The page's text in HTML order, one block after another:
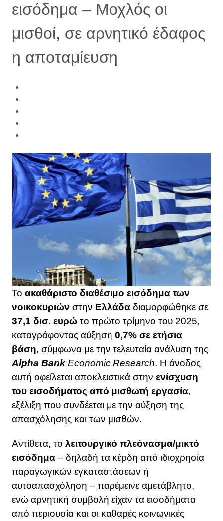
εισόδημα – Μοχλός οι
μισθοί, σε αρνητικό έδαφος
η αποταμίευση
Το ακαθάριστο διαθέσιμο εισόδημα των
νοικοκυριών στην Ελλάδα διαμορφώθηκε σε
37,1 δισ. ευρώ το πρώτο τρίμηνο του 2025,
καταγράφοντας αύξηση 0,7% σε ετήσια
βάση, σύμφωνα με την τελευταία ανάλυση της
Alpha Bank Economic Research. Η άνοδος
αυτή οφείλεται αποκλειστικά στην ενίσχυση
του εισοδήματος από μισθωτή εργασία,
εξέλιξη που συνδέεται με την αύξηση της
απασχόλησης και των μισθών.
Αντίθετα, το λειτουργικό πλεόνασμα/μικτό
εισόδημα – δηλαδή τα κέρδη από ιδιοχρησία
παραγωγικών εγκαταστάσεων ή
αυτοαπασχόληση – παρέμεινε αμετάβλητο,
ενώ αρνητική συμβολή είχαν τα εισοδήματα
από περιουσία και οι καθαρές κοινωνικές